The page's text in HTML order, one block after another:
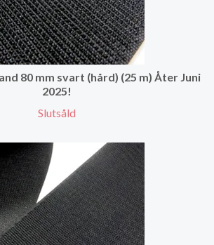
80 mm svart (hård) (25 m) Åter Juni
2025!
Slutsåld